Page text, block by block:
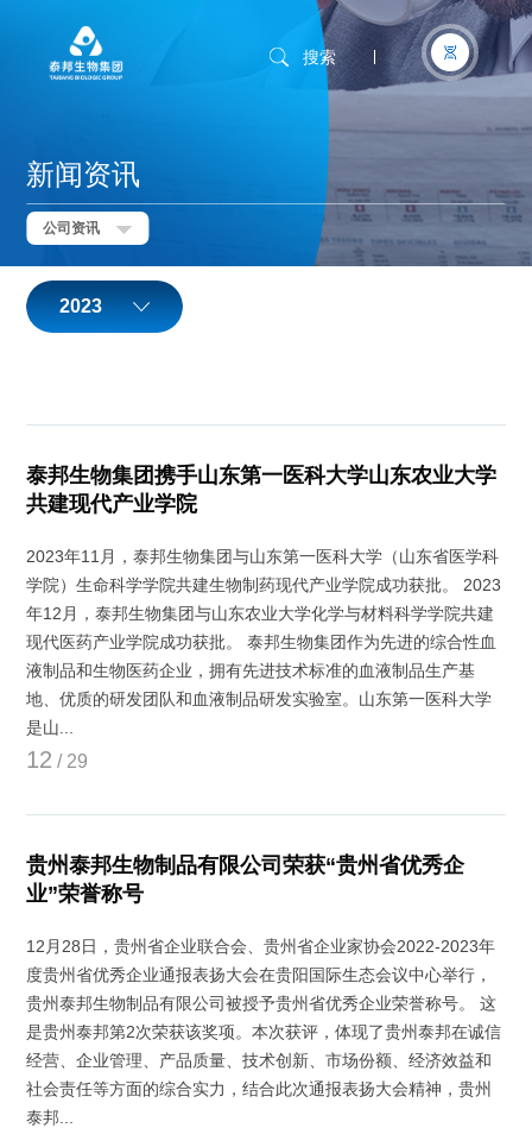
搜索
新闻资讯
公司资讯
2023
泰邦生物集团携手山东第一医科大学山东农业大学
共建现代产业学院
2023年11月，泰邦生物集团与山东第一医科大学（山东省医学科
学院）生命科学学院共建生物制药现代产业学院成功获批。 2023
年12月，泰邦生物集团与山东农业大学化学与材料科学学院共建
现代医药产业学院成功获批。 泰邦生物集团作为先进的综合性血
液制品和生物医药企业，拥有先进技术标准的血液制品生产基
地、优质的研发团队和血液制品研发实验室。山东第一医科大学
是山...
12 / 29
贵州泰邦生物制品有限公司荣获“贵州省优秀企
业”荣誉称号
12月28日，贵州省企业联合会、贵州省企业家协会2022-2023年
度贵州省优秀企业通报表扬大会在贵阳国际生态会议中心举行，
贵州泰邦生物制品有限公司被授予贵州省优秀企业荣誉称号。 这
是贵州泰邦第2次荣获该奖项。本次获评，体现了贵州泰邦在诚信
经营、企业管理、产品质量、技术创新、市场份额、经济效益和
社会责任等方面的综合实力，结合此次通报表扬大会精神，贵州
泰邦...